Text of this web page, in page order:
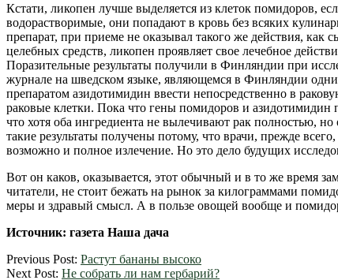
Кстати, ликопен лучше выделяется из клеток помидоров,
водорастворимые, они попадают в кровь без всяких
препарат, при приеме не оказывал такого же действия,
целебных средств, ликопен проявляет свое лечебное
Поразительные результаты получили в Финляндии при
журнале на шведском языке, являющемся в Финляндии
препаратом азидотимидин ввести непосредственно в
раковые клетки. Пока что гены помидоров и
что хотя оба ингредиента не вылечивают рак полностью,
такие результаты получены потому, что врачи, прежде
возможно и полное излечение. Но это дело будущих
Вот он каков, оказывается, этот обычный и в то же время
читатели, не стоит бежать на рынок за килограммами
меры и здравый смысл. А в пользе овощей вообще и
Источник: газета Наша дача
2012-
08-
Previous Post: Растут бананы высоко
Next Post: Не собрать ли нам гербарий?